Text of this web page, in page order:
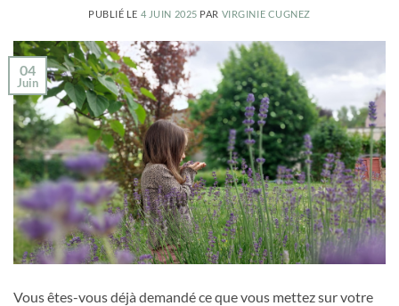
PUBLIÉ LE 4 JUIN 2025 PAR VIRGINIE CUGNEZ
04
Juin
Vous êtes-vous déjà demandé ce que vous mettez sur votre